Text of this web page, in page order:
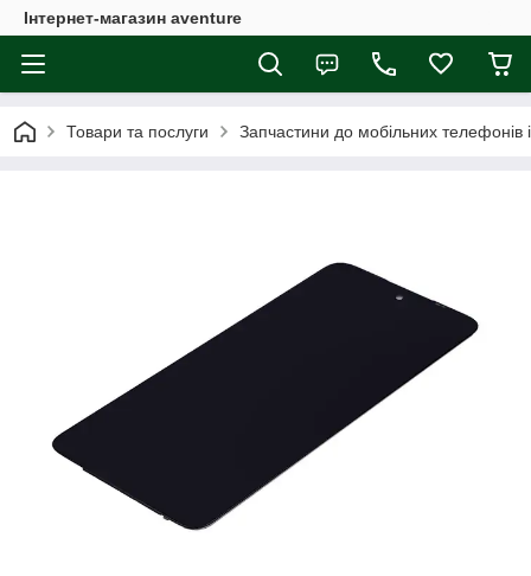
Інтернет-магазин aventure
Товари та послуги Запчастини до мобільних телефонів